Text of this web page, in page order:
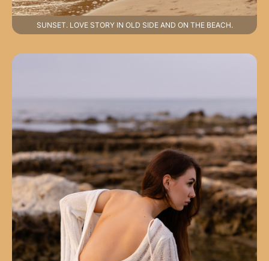
SUNSET. LOVE STORY IN OLD SIDE AND ON THE BEACH.